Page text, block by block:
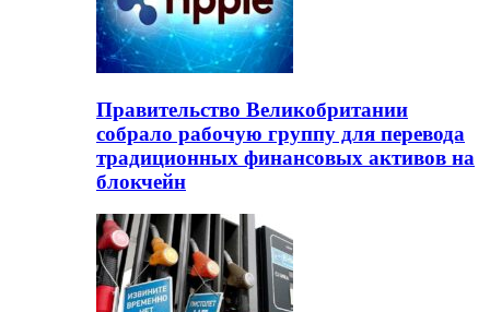
Правительство Великобритании
собрало рабочую группу для перевода
традиционных финансовых активов на
блокчейн